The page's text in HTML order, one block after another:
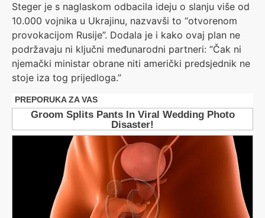
Steger je s naglaskom odbacila ideju o slanju više od
10.000 vojnika u Ukrajinu, nazvavši to “otvorenom
provokacijom Rusije”. Dodala je i kako ovaj plan ne
podržavaju ni ključni međunarodni partneri: “Čak ni
njemački ministar obrane niti američki predsjednik ne
stoje iza tog prijedloga.”